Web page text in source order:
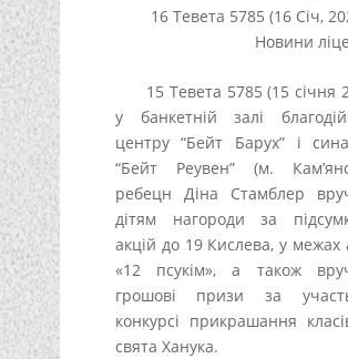
16 Тевета 5785 (16 Січ,
Новини
15 Тевета 5785 (15 січня
у банкетній залі
центру “Бейт Барух” і
“Бейт Реувен” (м.
ребецн Діна Стамблер
дітям нагороди за
акцій до 19 Кислева, у межах
«12 псукім», а також
грошові призи за
конкурсі прикрашання
свята Ханука.